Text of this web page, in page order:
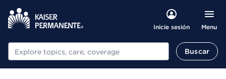
Inicie sesión Menu
Buscar Buscar